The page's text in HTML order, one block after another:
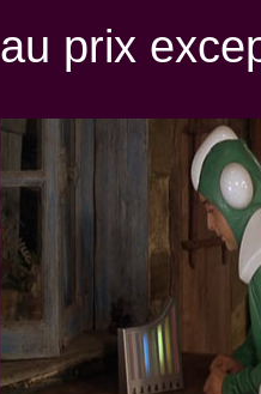
au prix